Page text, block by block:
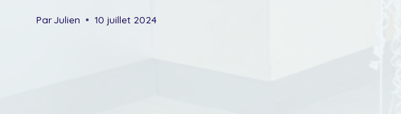
ParJulien 10 juillet 2024